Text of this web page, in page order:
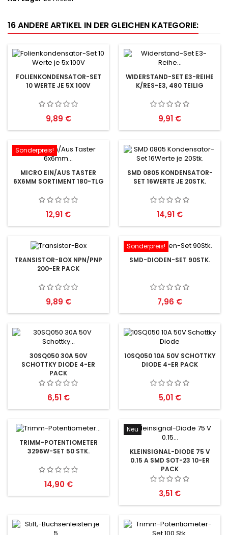
16 ANDERE ARTIKEL IN DER GLEICHEN KATEGORIE:
FOLIENKONDENSATOR-SET
10 WERTE JE 5X 100V
Preis
9,89 €
WIDERSTAND-SET E3-REIHE
K/RES-E3, 480 TEILIG
Preis
9,91 €
Sonderpreis!
MICRO EIN/AUS TASTER
6X6MM SORTIMENT 180-TLG
Preis
12,91 €
SMD 0805 KONDENSATOR-
SET 16WERTE JE 20STK.
Preis
14,91 €
TRANSISTOR-BOX NPN/PNP
200-ER PACK
Preis
9,89 €
Sonderpreis!
SMD-DIODEN-SET 90STK.
Preis
7,96 €
30SQ050 30A 50V
SCHOTTKY DIODE 4-ER
PACK
Preis
6,51 €
10SQ050 10A 50V SCHOTTKY
DIODE 4-ER PACK
Preis
5,01 €
TRIMM-POTENTIOMETER
3296W-SET 50 STK.
Preis
14,90 €
Neu
KLEINSIGNAL-DIODE 75 V
0.15 A SMD SOT-23 10-ER
PACK
Preis
3,51 €